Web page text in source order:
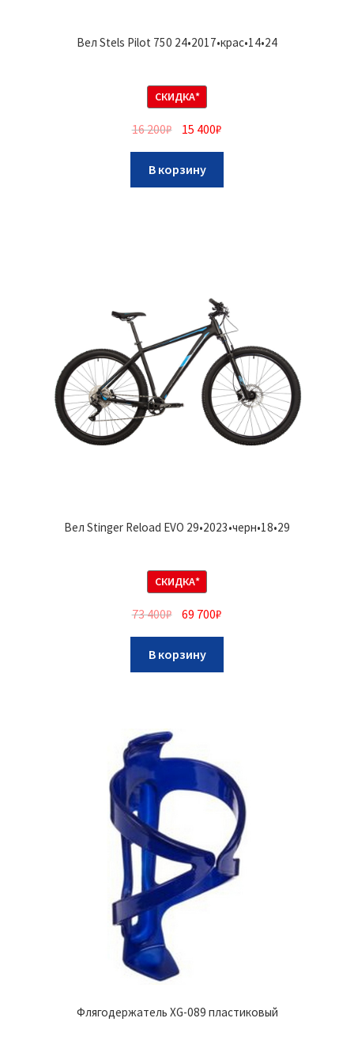
Вел Stels Pilot 750 24•2017•крас•14•24
СКИДКА*
16 200₽ 15 400₽
В корзину
Вел Stinger Reload EVO 29•2023•черн•18•29
СКИДКА*
73 400₽ 69 700₽
В корзину
Флягодержатель XG-089 пластиковый